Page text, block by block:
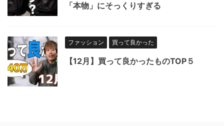
「本物」にそっくりすぎる
ファッション 買って良かった
【12月】買って良かったものTOP５